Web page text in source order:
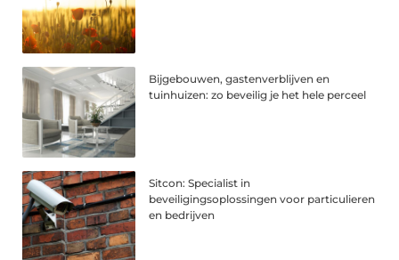
Bijgebouwen, gastenverblijven en
tuinhuizen: zo beveilig je het hele perceel
Sitcon: Specialist in
beveiligingsoplossingen voor particulieren
en bedrijven